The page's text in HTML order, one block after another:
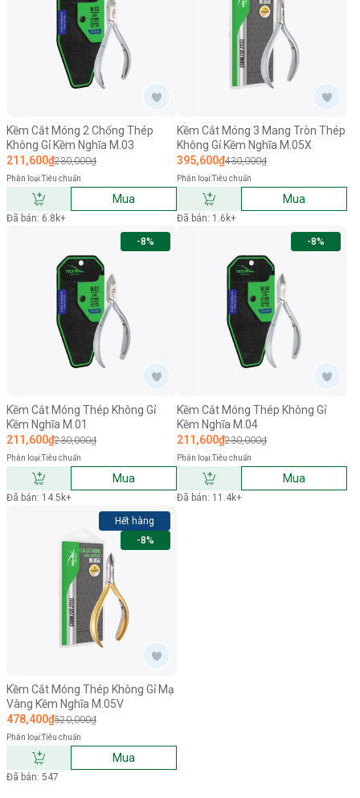
Kềm Cắt Móng 2 Chống Thép
Không Gỉ Kềm Nghĩa M.03
211,600₫230,000₫
Phân loại:Tiêu chuẩn
Mua
Đã bán: 6.8k+
Kềm Cắt Móng 3 Mang Tròn Thép
Không Gỉ Kềm Nghĩa M.05X
395,600₫430,000₫
Phân loại:Tiêu chuẩn
Mua
Đã bán: 1.6k+
-8%
Kềm Cắt Móng Thép Không Gỉ
Kềm Nghĩa M.01
211,600₫230,000₫
Phân loại:Tiêu chuẩn
Mua
Đã bán: 14.5k+
-8%
Kềm Cắt Móng Thép Không Gỉ
Kềm Nghĩa M.04
211,600₫230,000₫
Phân loại:Tiêu chuẩn
Mua
Đã bán: 11.4k+
Hết hàng
-8%
Kềm Cắt Móng Thép Không Gỉ Mạ
Vàng Kềm Nghĩa M.05V
478,400₫520,000₫
Phân loại:Tiêu chuẩn
Mua
Đã bán: 547